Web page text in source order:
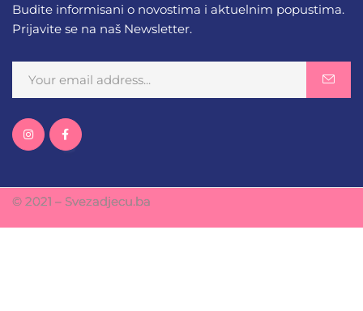
Budite informisani o novostima i aktuelnim popustima.
Prijavite se na naš Newsletter.
© 2021 – Svezadjecu.ba